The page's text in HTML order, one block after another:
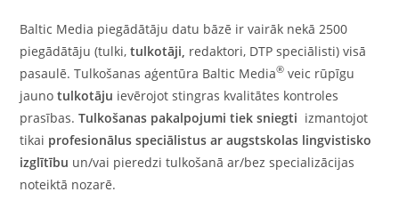
Baltic Media piegādātāju datu bāzē ir vairāk nekā 2500
piegādātāju (tulki, tulkotāji, redaktori, DTP speciālisti) visā
pasaulē. Tulkošanas aģentūra Baltic Media® veic rūpīgu
jauno tulkotāju ievērojot stingras kvalitātes kontroles
prasības.Tulkošanas pakalpojumi tiek sniegti izmantojot
tikai profesionālus speciālistus ar augstskolas lingvistisko
izglītību un/vai pieredzi tulkošanā ar/bez specializācijas
noteiktā nozarē.